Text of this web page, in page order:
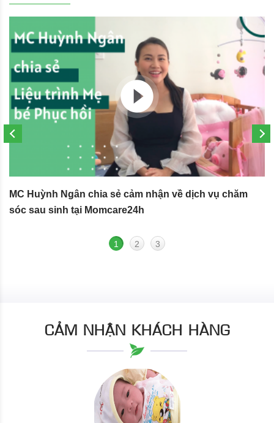
MC Huỳnh Ngân chia sẻ cảm nhận về dịch vụ chăm
sóc sau sinh tại Momcare24h
1 2 3
CẢM NHẬN KHÁCH HÀNG